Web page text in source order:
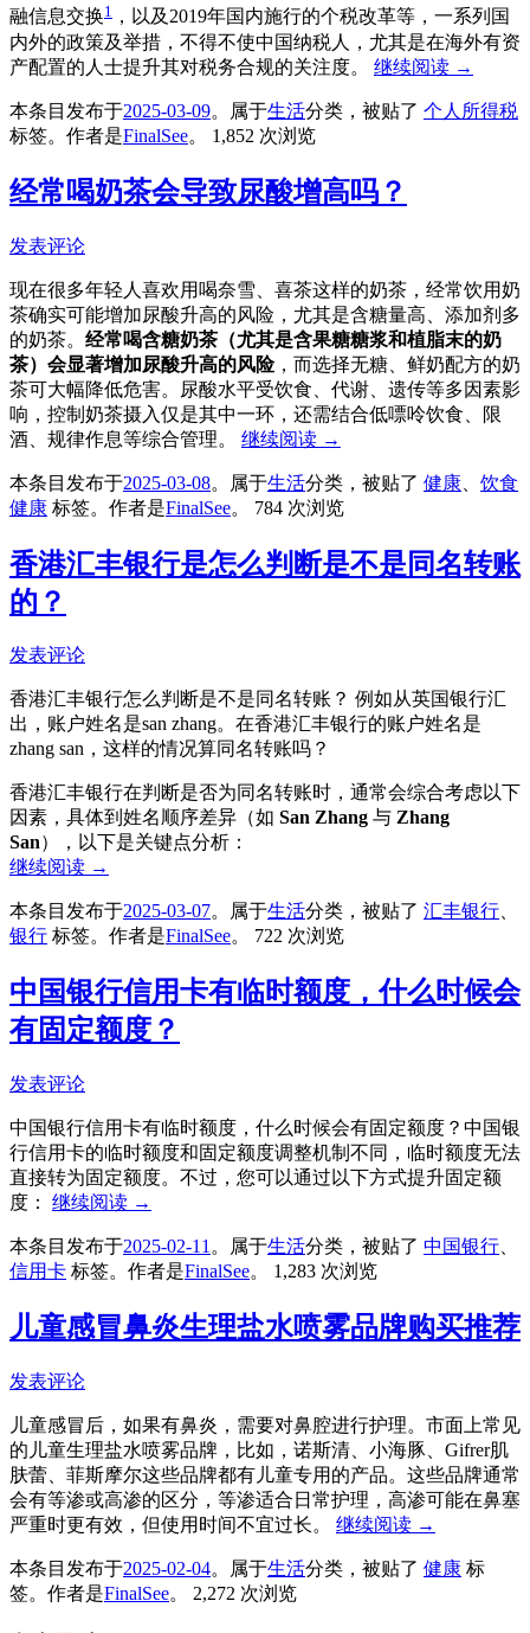
融信息交换1
，以及2019年国内施行的个税改革等，一系列国
内外的政策及举措，不得不使中国纳税人，尤其是在海外有资
产配置的人士提升其对税务合规的关注度。 继续阅读 →
本条目发布于2025-03-09。属于生活分类，被贴了 个人所得税
标签。 作者是FinalSee。 1,852 次浏览
经常喝奶茶会导致尿酸增高吗？
发表评论
现在很多年轻人喜欢用喝奈雪、喜茶这样的奶茶，经常饮用奶
茶确实可能增加尿酸升高的风险，尤其是含糖量高、添加剂多
的奶茶。 经常喝含糖奶茶（尤其是含果糖糖浆和植脂末的奶
茶）会显著增加尿酸升高的风险，而选择无糖、鲜奶配方的奶
茶可大幅降低危害。尿酸水平受饮食、代谢、遗传等多因素影
响，控制奶茶摄入仅是其中一环，还需结合低嘌呤饮食、限
酒、规律作息等综合管理。 继续阅读 →
本条目发布于2025-03-08。属于生活分类，被贴了 健康
饮食
健康 标签。 作者是FinalSee。 784 次浏览
香港汇丰银行是怎么判断是不是同名转账
的？
发表评论
香港汇丰银行怎么判断是不是同名转账？ 例如从英国银行汇
出，账户姓名是san zhang。在香港汇丰银行的账户姓名是
zhang san，这样的情况算同名转账吗？
香港汇丰银行在判断是否为同名转账时，通常会综合考虑以下
因素，具体到姓名顺序差异（如 San Zhang 与 Zhang
San），以下是关键点分析：
继续阅读 →
本条目发布于2025-03-07。属于生活分类，被贴了 汇丰银行、
银行 标签。 作者是FinalSee。 722 次浏览
中国银行信用卡有临时额度，什么时候会
有固定额度？
发表评论
中国银行信用卡有临时额度，什么时候会有固定额度？中国银
行信用卡的临时额度和固定额度调整机制不同，临时额度无法
直接转为固定额度。不过，您可以通过以下方式提升固定额
度： 继续阅读 →
本条目发布于2025-02-11 。属于生活分类，被贴了 中国银行
信用卡 标签。 作者是FinalSee。 1,283 次浏览
儿童感冒鼻炎生理盐水喷雾品牌购买推荐
发表评论
儿童感冒后，如果有鼻炎，需要对鼻腔进行护理。市面上常见
的儿童生理盐水喷雾品牌，比如，诺斯清、小海豚、Gifrer肌
肤蕾、菲斯摩尔这些品牌都有儿童专用的产品。这些品牌通常
会有等渗或高渗的区分，等渗适合日常护理，高渗可能在鼻塞
严重时更有效，但使用时间不宜过长。 继续阅读 →
本条目发布于2025-02-04。属于生活分类，被贴了 健康 标
签。 作者是FinalSee。 2,272 次浏览